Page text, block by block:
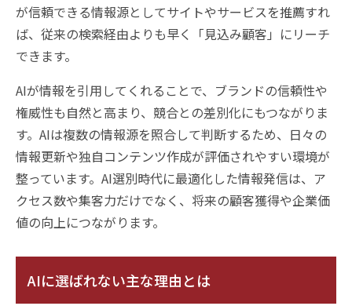
が信頼できる情報源としてサイトやサービスを推薦すれ
ば、従来の検索経由よりも早く「見込み顧客」にリーチ
できます。
AIが情報を引用してくれることで、ブランドの信頼性や
権威性も自然と高まり、競合との差別化にもつながりま
す。AIは複数の情報源を照合して判断するため、日々の
情報更新や独自コンテンツ作成が評価されやすい環境が
整っています。AI選別時代に最適化した情報発信は、ア
クセス数や集客力だけでなく、将来の顧客獲得や企業価
値の向上につながります。
AIに選ばれない主な理由とは